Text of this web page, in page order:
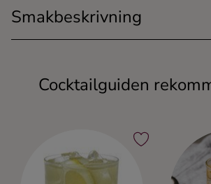
Smakbeskrivning
Cocktailguiden